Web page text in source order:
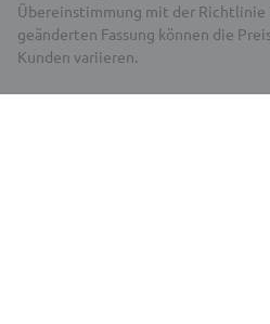
Übereinstimmung mit der Richtlinie
geänderten Fassung können die
Kunden variieren.